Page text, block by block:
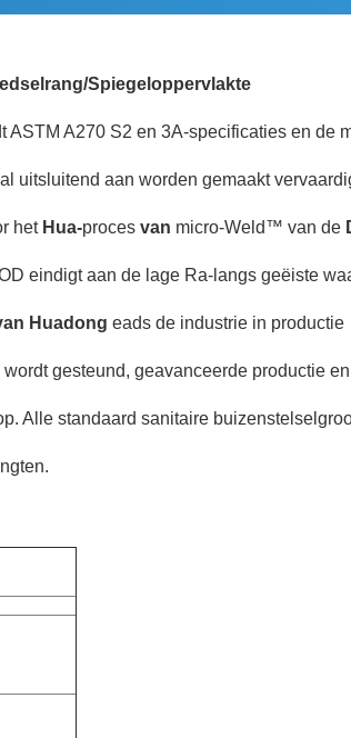
Spiegeloppervlakte
ASTM A270 S2 en 3A-specificaties en de
uitsluitend aan worden gemaakt
het Hua-proces van micro-Weld™ van de
eindigt aan de lage Ra-langs geëiste
Huadong eads de industrie in productie
gesteund, geavanceerde productie en
Alle standaard sanitaire